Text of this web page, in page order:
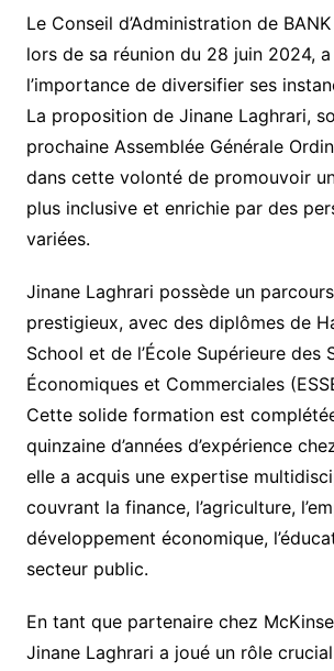
Le Conseil d’Administration de BANK
lors de sa réunion du 28 juin 2024,
l’importance de diversifier ses
La proposition de Jinane Laghrari,
prochaine Assemblée Générale
dans cette volonté de promouvoir
plus inclusive et enrichie par des
variées.
Jinane Laghrari possède un
prestigieux, avec des diplômes de
School et de l’École Supérieure des
Économiques et Commerciales
Cette solide formation est
quinzaine d’années d’expérience
elle a acquis une expertise
couvrant la finance, l’agriculture,
développement économique,
secteur public.
En tant que partenaire chez
Jinane Laghrari a joué un rôle